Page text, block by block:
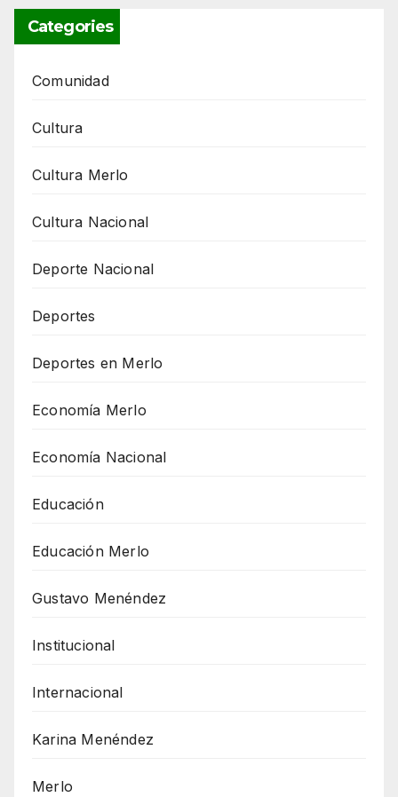
Categories
Comunidad
Cultura
Cultura Merlo
Cultura Nacional
Deporte Nacional
Deportes
Deportes en Merlo
Economía Merlo
Economía Nacional
Educación
Educación Merlo
Gustavo Menéndez
Institucional
Internacional
Karina Menéndez
Merlo